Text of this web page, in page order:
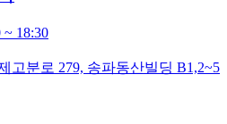
~ 18:30
고분로 279, 송파동산빌딩 B1,2~5